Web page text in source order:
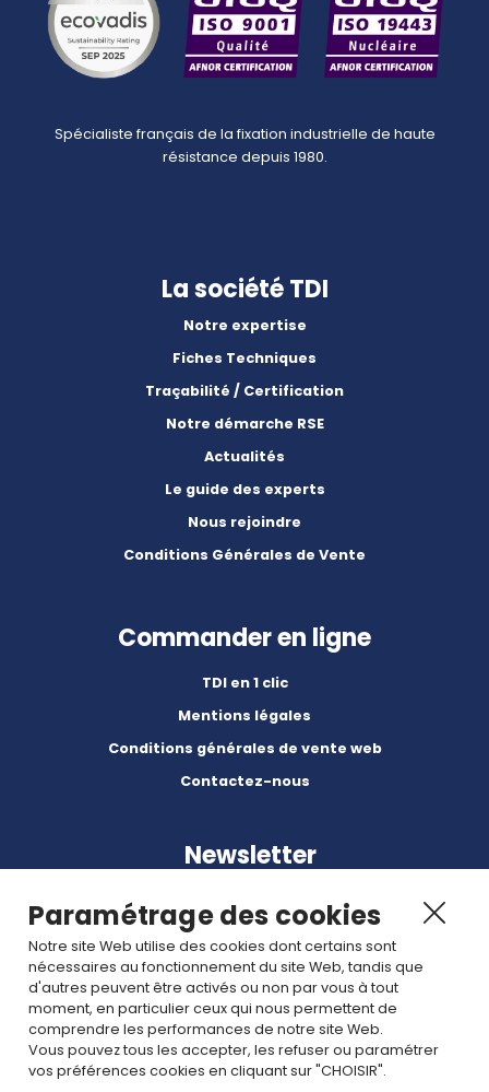
Spécialiste français de la fixation industrielle de haute
résistance depuis 1980.
La société TDI
Notre expertise
Fiches Techniques
Traçabilité / Certification
Notre démarche RSE
Actualités
Le guide des experts
Nous rejoindre
Conditions Générales de Vente
Commander en ligne
TDI en 1 clic
Mentions légales
Conditions générales de vente web
Contactez-nous
Newsletter
Abonnez-vous à nos dernières nouvelles et articles.
Rejoignez nous
Paramétrage des cookies
Notre site Web utilise des cookies dont certains sont
nécessaires au fonctionnement du site Web, tandis que
d'autres peuvent être activés ou non par vous à tout
moment, en particulier ceux qui nous permettent de
comprendre les performances de notre site Web.
Vous pouvez tous les accepter, les refuser ou paramétrer
vos préférences cookies en cliquant sur "CHOISIR".